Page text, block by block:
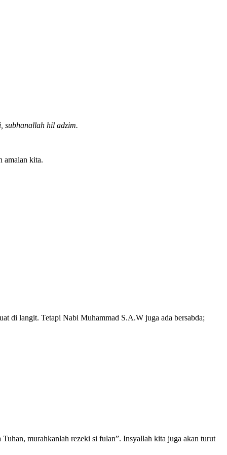
subhanallah hil adzim.
amalan kita.
di langit. Tetapi Nabi Muhammad S.A.W juga ada bersabda;
murahkanlah rezeki si fulan”. Insyallah kita juga akan turut